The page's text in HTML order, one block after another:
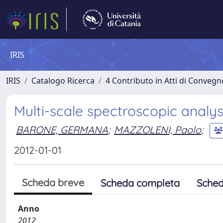
IRIS
IRIS Catalogo Ricerca 4 Contributo in Atti di
Multi-scale spectroscopic
BARONE, GERMANA; MAZZOLENI, Paolo;
2012-01-01
Scheda breve Scheda completa
Anno
2012